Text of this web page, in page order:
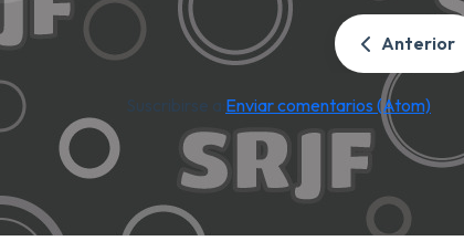
Anterior
Suscribirse a:Enviar comentarios (Atom)